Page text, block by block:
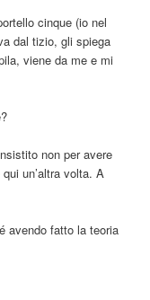
cinque (io nel
dal tizio, gli spiega
viene da me e mi
non per avere
un’altra volta. A
avendo fatto la teoria